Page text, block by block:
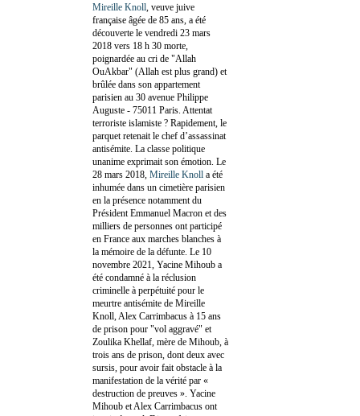
Mireille Knoll , veuve juive
française âgée de 85 ans, a été
découverte le vendredi 23 mars
2018 vers 18 h 30 morte,
poignardée au cri de "Allah
OuAkbar" (Allah est plus grand) et
brûlée dans son appartement
parisien au 30 avenue Philippe
Auguste - 75011 Paris. Attentat
terroriste islamiste ? Rapidement, le
parquet retenait le chef d’assassinat
antisémite. La classe politique
unanime exprimait son émotion. Le
28 mars 2018, Mireille Knoll a été
inhumée dans un cimetière parisien
en la présence notamment du
Président Emmanuel Macron et des
milliers de personnes ont participé
en France aux marches blanches à
la mémoire de la défunte. Le 10
novembre 2021, Yacine Mihoub a
été condamné à la réclusion
criminelle à perpétuité pour le
meurtre antisémite de Mireille
Knoll, Alex Carrimbacus à 15 ans
de prison pour "vol aggravé" et
Zoulika Khellaf, mère de Mihoub, à
trois ans de prison, dont deux avec
sursis, pour avoir fait obstacle à la
manifestation de la vérité par «
destruction de preuves ». Yacine
Mihoub et Alex Carrimbacus ont